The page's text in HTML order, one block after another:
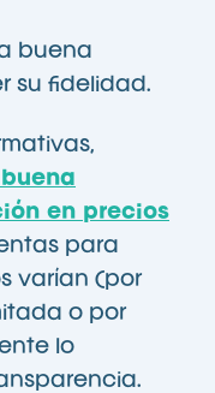
buena
su fidelidad.
en precios
para
varían (por
o por
lo